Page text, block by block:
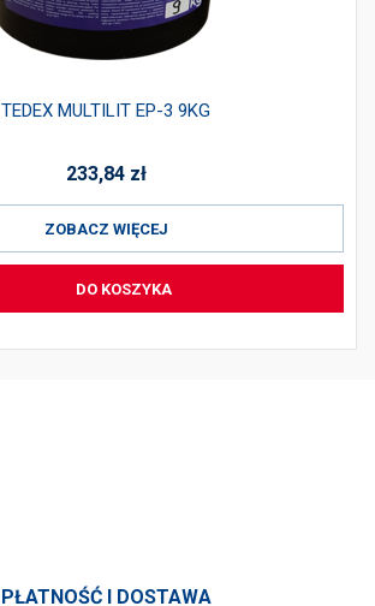
TEDEX MULTILIT EP-3 9KG
233,84 zł
ZOBACZ WIĘCEJ
DO KOSZYKA
PŁATNOŚĆ I DOSTAWA